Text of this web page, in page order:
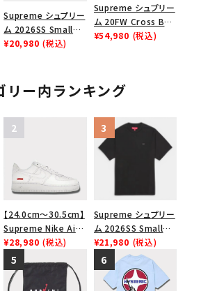
Supreme シュプリー
ム 2026SS Small
Box Tee スモールボ
¥20,980 (税込)
Supreme シュプリー
ム 20FW Cross Box
Logo Tee クロスボ
¥54,980 (税込)
リー内ランキング
【24.0cm～30.5cm】
Supreme Nike Air
Force 1 Low シュプ
リーム ナイキエアフォ
ース１スニーカー シ
ューズ ホワイト
¥28,980 (税込)
Supreme シュプリー
ム 2026SS Small
Box Tee スモールボ
ックスTシャツ ブラッ
ク
¥21,980 (税込)